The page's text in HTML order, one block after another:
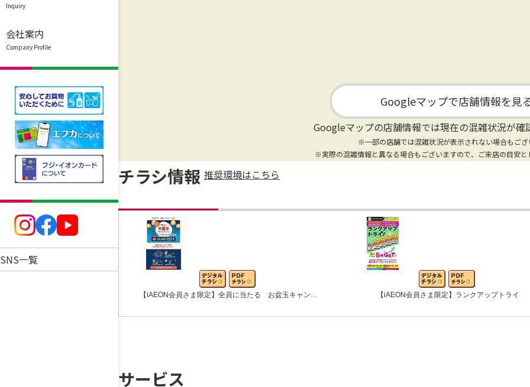
Inquiry
会社案内
Company Profile
SNS一覧
Googleマップで店舗情報を見
Googleマップの店舗情報では現在の混雑状況が確
※一部の店舗では混雑状況が表示されない場合もござ
※実際の混雑情報と異なる場合もございますので、ご来店の目安
チラシ情報 推奨環境はこちら
【iAEON会員さま限定】全員に当たる お盆玉キャン… 【iAEON会員さま限定】ランクアップトライ
サービス